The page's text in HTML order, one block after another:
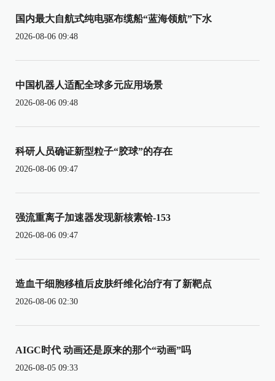
国内最大自航式纯电驱布缆船“蓝海领航”下水
2026-08-06 09:48
中国机器人适配全球多元应用场景
2026-08-06 09:48
科研人员确证新型粒子“胶球”的存在
2026-08-06 09:47
强流重离子加速器发现新核素铪-153
2026-08-06 09:47
造血干细胞移植后皮肤纤维化治疗有了新靶点
2026-08-06 02:30
AIGC时代 动画还是原来的那个“动画”吗
2026-08-05 09:33